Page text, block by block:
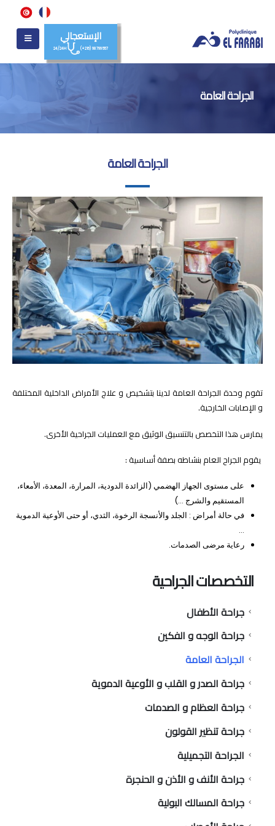
الإستعجالي
24/24H (+216) 98 799 557
الجراحة العامة
الجراحة العامة
تقوم وحدة الجراحة العامة لدينا بتشخيص و علاج الأمراض الداخلية المختلفة
و الإصابات الخارجية.
يمارس هذا التخصص بالتنسيق الوثيق مع العمليات الجراحية الأخرى.
يقوم الجراح العام بنشاطه بصفة أساسية :
على مستوى الجهاز الهضمي (الزائدة الدودية، المرارة، المعدة، الأمعاء،
المستقيم والشرج …)
في حالة أمراض : الجلد والأنسجة الرخوة، الثدي، أو حتى الأوعية الدموية
…
رعاية مرضى الصدمات.
التخصصات الجراحية
جراحة الأطفال
جراحة الوجه و الفكين
الجراحة العامة
جراحة الصدر و القلب و الأوعية الدموية
جراحة العظام و الصدمات
جراحة تنظير القولون
الجراحة التجميلية
جراحة الأنف و الأذن و الحنجرة
جراحة المسالك البولية